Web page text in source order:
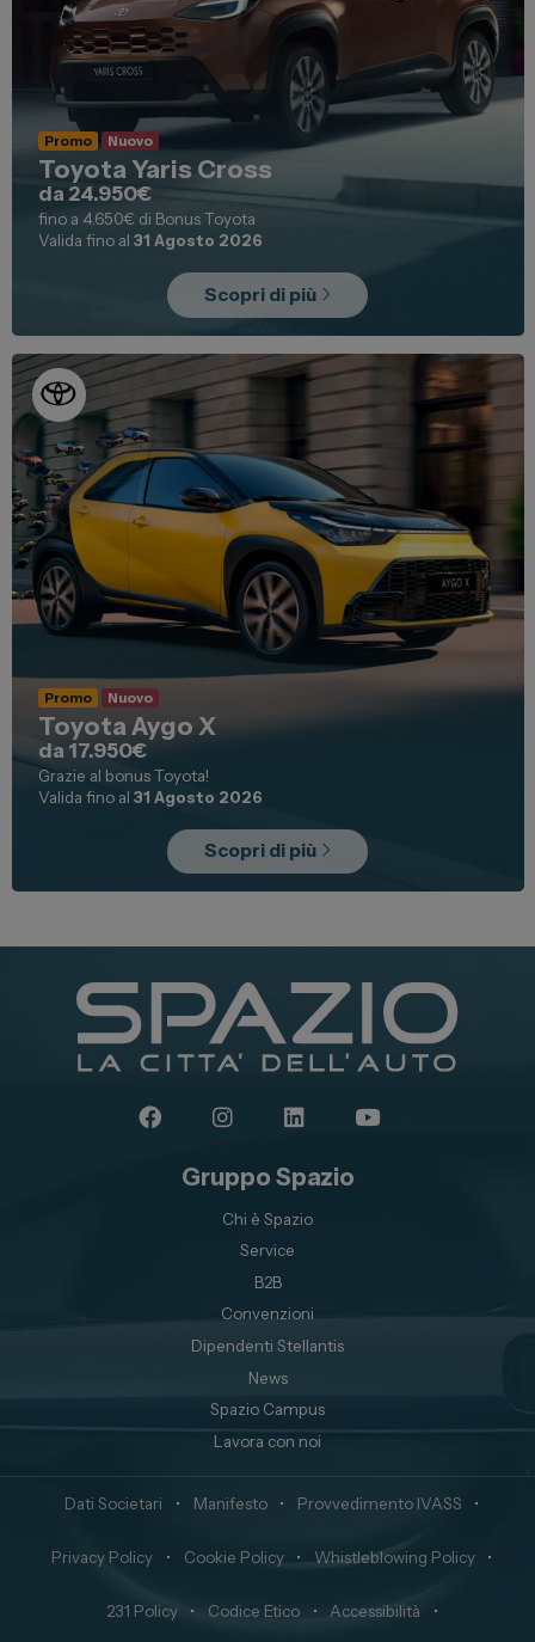
Promo Nuovo
Toyota Yaris Cross
da 24.950€
fino a 4.650€ di Bonus Toyota
Valida fino al31 Agosto 2026
Scopri di più
Promo Nuovo
Toyota Aygo X
da 17.950€
Grazie al bonus Toyota!
Valida fino al31 Agosto 2026
Scopri di più
Gruppo Spazio
Chi è Spazio
Service
B2B
Convenzioni
Dipendenti Stellantis
News
Spazio Campus
Lavora con noi
Dati Societari • Manifesto • Provvedimento IVASS •
Privacy Policy • Cookie Policy • Whistleblowing Policy •
231 Policy • Codice Etico • Accessibilità •